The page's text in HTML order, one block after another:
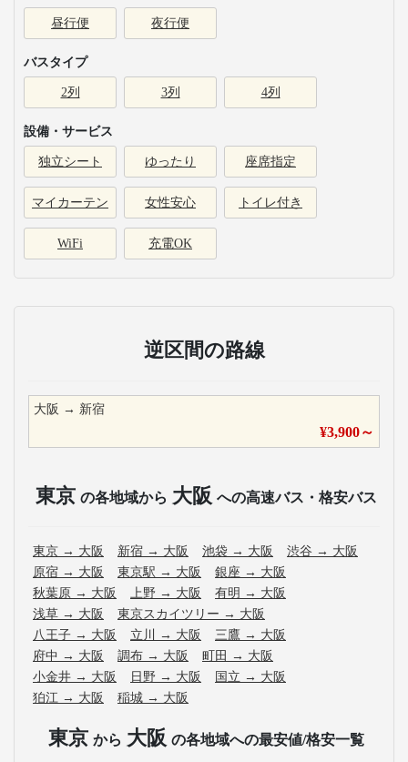
昼行便 夜行便
バスタイプ
2列 3列 4列
設備・サービス
独立シート ゆったり 座席指定
マイカーテン 女性安心 トイレ付き
WiFi 充電OK
逆区間の路線
大阪 → 新宿
¥3,900～
東京 の各地域から 大阪 への高速バス・格安バス
東京 → 大阪 新宿 → 大阪 池袋 → 大阪 渋谷 → 大阪
原宿 → 大阪 東京駅 → 大阪 銀座 → 大阪
秋葉原 → 大阪 上野 → 大阪 有明 → 大阪
浅草 → 大阪 東京スカイツリー → 大阪
八王子 → 大阪 立川 → 大阪 三鷹 → 大阪
府中 → 大阪 調布 → 大阪 町田 → 大阪
小金井 → 大阪 日野 → 大阪 国立 → 大阪
狛江 → 大阪 稲城 → 大阪
東京 から 大阪 の各地域への最安値/格安一覧